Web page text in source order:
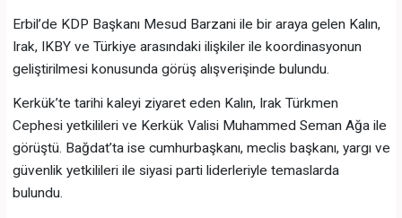
Erbil’de KDP Başkanı Mesud Barzani ile bir araya gelen Kalın,
Irak, IKBY ve Türkiye arasındaki ilişkiler ile koordinasyonun
geliştirilmesi konusunda görüş alışverişinde bulundu.
Kerkük’te tarihi kaleyi ziyaret eden Kalın, Irak Türkmen
Cephesi yetkilileri ve Kerkük Valisi Muhammed Seman Ağa ile
görüştü. Bağdat’ta ise cumhurbaşkanı, meclis başkanı, yargı ve
güvenlik yetkilileri ile siyasi parti liderleriyle temaslarda
bulundu.